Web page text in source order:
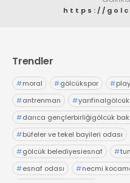
https://
Trendler
#moral #gölcükspor #
#antrenman #
#darıca gençlerbirliğigölcük
#büfeler ve tekel bayileri odası
#gölcük belediyesiesnaf #
#esnaf odası #necmi